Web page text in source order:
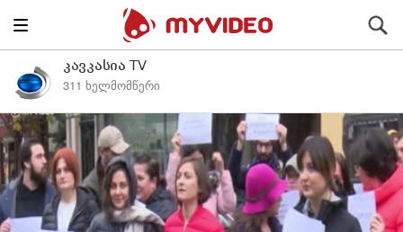
Toggle
კავკასია TV
311 ხელმომწერი